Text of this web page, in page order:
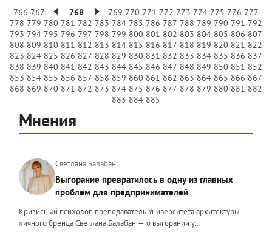
766 767 768 769 770 771 772 773 774 775 776 777
778 779 780 781 782 783 784 785 786 787 788 789 790 791 792
793 794 795 796 797 798 799 800 801 802 803 804 805 806 807
808 809 810 811 812 813 814 815 816 817 818 819 820 821 822
823 824 825 826 827 828 829 830 831 832 833 834 835 836 837
838 839 840 841 842 843 844 845 846 847 848 849 850 851 852
853 854 855 856 857 858 859 860 861 862 863 864 865 866 867
868 869 870 871 872 873 874 875 876 877 878 879 880 881 882
883 884 885
Мнения
Светлана Балабан
Выгорание превратилось в одну из главных
проблем для предпринимателей
Кризисный психолог, преподаватель Университета архитектуры
личного бренда Светлана Балабан — о выгорании у